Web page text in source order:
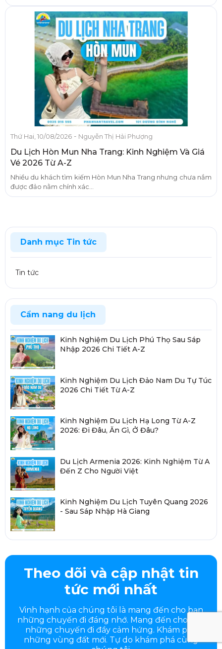
Thứ Hai, 10/08/2026 - Nguyễn Thị Hải Phượng
Du Lịch Hòn Mun Nha Trang: Kinh Nghiệm Và Giá
Vé 2026 Từ A-Z
Nhiều du khách tìm kiếm Hòn Mun Nha Trang nhưng chưa nắm
được đảo nằm chính xác...
Danh mục Tin tức
Tin tức
Cẩm nang du lịch
Kinh Nghiệm Du Lịch Phú Thọ Sau Sáp
Nhập 2026 Chi Tiết A-Z
Kinh Nghiệm Du Lịch Đảo Nam Du Tự Túc
2026 Chi Tiết Từ A-Z
Kinh Nghiệm Du Lịch Hạ Long Từ A-Z
2026: Đi Đâu, Ăn Gì, Ở Đâu?
Du Lịch Armenia 2026: Kinh Nghiệm Từ A
Đến Z Cho Người Việt
Kinh Nghiệm Du Lịch Tuyên Quang 2026
- Sau Sáp Nhập Hà Giang
Theo dõi và cập nhật tin
tức mới nhất
Vinh hạnh của chúng tôi là mang đến cho bạn
những chuyến đi đáng nhớ. Mang đến cho bạn
những chuyến đi đầycảm hứng. Khám phá
những vùng đất mới. Tự do khám phá cùng